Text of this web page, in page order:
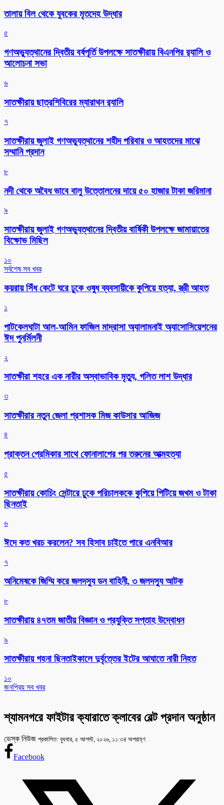
তালায় বিল থেকে যুবকের মৃতদেহ উদ্ধার
৫
গণঅভ্যুত্থানের দ্বিতীয় বর্ষপূর্তি উপলক্ষে সাতক্ষীরায় বিএনপির র‌্যালি ও
আলোচনা সভা
৬
সাতক্ষীরায় ছাত্রশিবিরের ম্যারাথন র‌্যালি
৭
সাতক্ষীরায় জুলাই গণঅভ্যুত্থানের শহীদ পরিবার ও আহতদের মাঝে
সম্মানি প্রদান
৮
নদী থেকে অবৈধ ভাবে বালু উত্তোলনের দায়ে ৫০ হাজার টাকা জরিমানা
৯
সাতক্ষীরায় জুলাই গণঅভ্যুত্থানের দ্বিতীয় বার্ষিকী উপলক্ষে জামায়াতের
বিক্ষোভ মিছিল
১০
সর্বশেষ সব খবর
কয়রায় সিঁধ কেটে ঘরে ঢুকে ওষুধ ব্যবসায়ীকে কুপিয়ে হত্যা, স্ত্রী আহত
১
পাটকেলঘাটা আল-আমিন ফাজিল মাদ্রাসা অ্যালামনাই অ্যাসোসিয়েশনের
ঈদ পুনর্মিলনী
২
সাতক্ষীরা শহরে এক নারীর অস্বাভাবিক মৃত্যু, গলিত লাশ উদ্ধার
৩
সাতক্ষীরার নতুন জেলা প্রশাসক মিজ কাউসার আজিজ
৪
প্রাক্তন প্রেমিকার সাথে ফোনালাপের পর তরুনের আত্মহত্যা
৫
সাতক্ষীরায় কোচিং সেন্টারে ঢুকে পরিচালককে কুপিয়ে পিটিয়ে জখম ও টাকা
ছিনতাই
৬
ঈদে কত খরচ করলেন? সব হিসাব চাইতে পারে এনবিআর
৭
অনিমেষকে জিম্মি করে জলদস্যু ডন বাহিনী, ৩ জলদস্যু আটক
৮
সাতক্ষীরায় ৪৭তম জাতীয় বিজ্ঞান ও প্রযুক্তি সপ্তাহ উদ্বোধন
৯
সাতক্ষীরায় গহনা ছিনতাইকালে দুর্বৃত্তের ইটের আঘাতে নারী নিহত
১০
জনপ্রিয় সব খবর
শ্যামনগরে ফাইটার ক্যারাতে ক্লাবের বেল্ট প্রদান অনুষ্ঠান
ডেস্ক নিউজ প্রকাশিত: বুধবার, ৫ আগস্ট, ২০২৬, ১১:৩৪ অপরাহ্ণ
Facebook